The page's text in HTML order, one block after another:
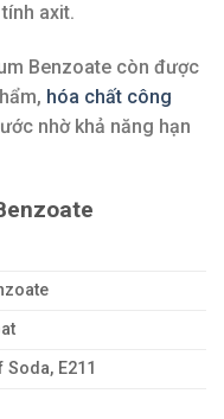
axit.
Benzoate còn được
hóa chất công
nhờ khả năng hạn
Soda, E211